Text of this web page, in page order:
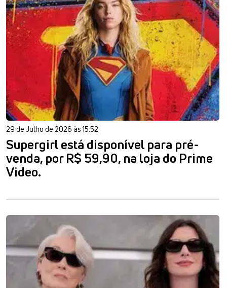
29 de Julho de 2026 às 15:52
Supergirl está disponível para pré-
venda, por R$ 59,90, na loja do Prime
Video.